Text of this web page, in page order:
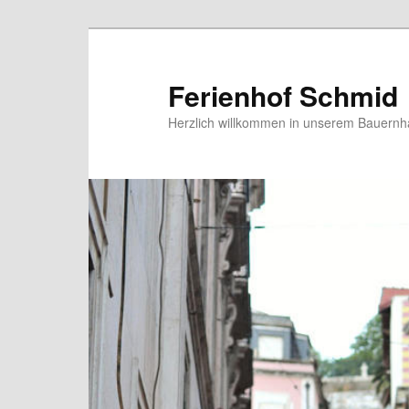
Ferienhof Schmid
Herzlich willkommen in unserem